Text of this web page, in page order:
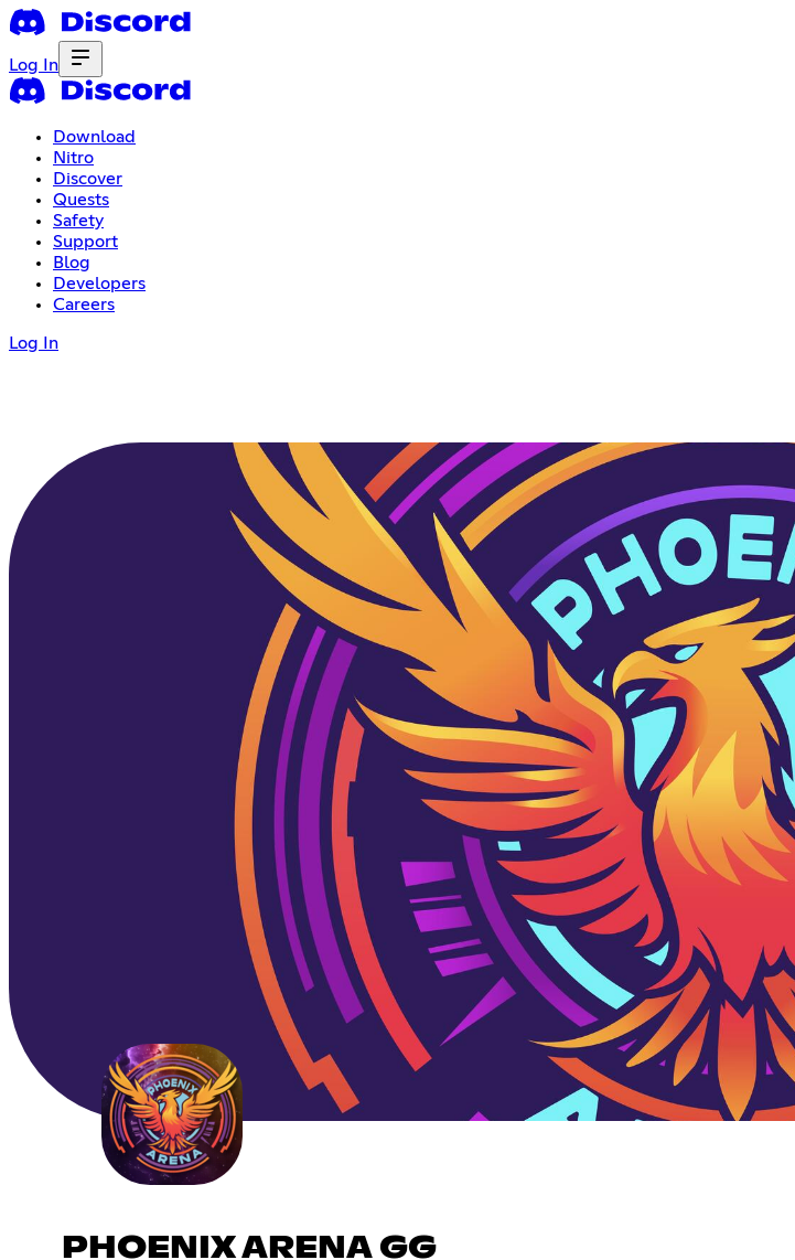
Log In
Download
Nitro
Discover
Quests
Safety
Support
Blog
Developers
Careers
Log In
PHOENIX ARENA GG